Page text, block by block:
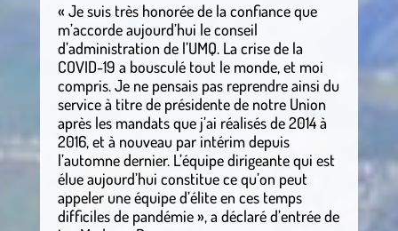
« Je suis très honorée de la confiance que
m’accorde aujourd’hui le conseil
d’administration de l’UMQ. La crise de la
COVID-19 a bousculé tout le monde, et moi
compris. Je ne pensais pas reprendre ainsi du
service à titre de présidente de notre Union
après les mandats que j’ai réalisés de 2014 à
2016, et à nouveau par intérim depuis
l’automne dernier. L’équipe dirigeante qui est
élue aujourd’hui constitue ce qu’on peut
appeler une équipe d’élite en ces temps
difficiles de pandémie », a déclaré d’entrée de